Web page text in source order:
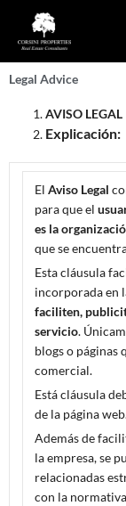
content
Legal Advice
AVISO LEGAL
Explicación:
ElAviso Legal
para que el
es la
que se
Esta cláusula
incorporada en
faciliten,
servicio.
blogs o páginas
comercial.
Está cláusula
de la página
Además de
la empresa, se
relacionadas
con la